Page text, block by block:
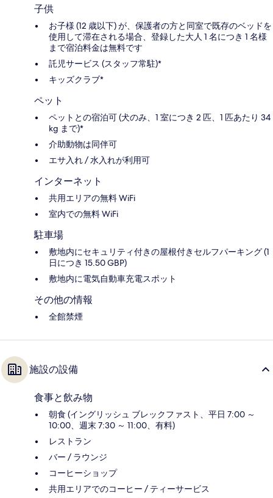
子供
お子様 (12 歳以下) が、保護者の方と同室で既存のベッドを
使用して滞在される場合、登録した大人 1 名につき 1 名様
まで宿泊料金は無料です
託児サービス (スタッフ常駐)*
キッズクラブ*
ペット
ペットとの宿泊可 (犬のみ、1 室につき 2 匹、1 匹あたり 34
kg まで)*
介助動物は同伴可
エサ入れ / 水入れが利用可
インターネット
共用エリアの無料 WiFi
室内での無料 WiFi
駐車場
敷地内にセキュリティ付きの屋根付きセルフパーキング (1
日につき 15.50 GBP)
敷地内に電気自動車充電スポット
その他の情報
全館禁煙
施設の設備
食事と飲み物
朝食 (イングリッシュ ブレックファスト、平日 7:00 ～
10:00、週末 7:30 ～ 11:00、有料)
レストラン
バー / ラウンジ
コーヒーショップ
共用エリアでのコーヒー / ティーサービス